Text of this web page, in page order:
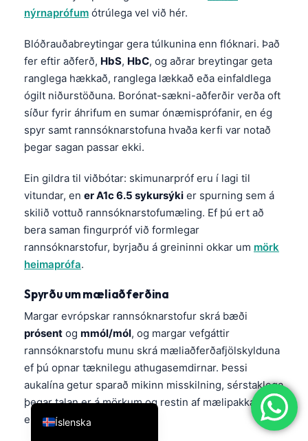
nýrnaprófum ótrúlega vel við hér.
Blóðrauðabreytingar gera túlkunina enn flóknari. Það
fer eftir aðferð, HbS, HbC, og aðrar breytingar geta
ranglega hækkað, ranglega lækkað eða einfaldlega
ógilt niðurstöðuna. Borónat-sækni-aðferðir verða oft
síður fyrir áhrifum en sumar ónæmisprófanir, en ég
spyr samt rannsóknarstofuna hvaða kerfi var notað
þegar sagan passar ekki.
Ein gildra til viðbótar: skimunarpróf eru í lagi til
vitundar, en er A1c 6.5 sykursýki er spurning sem á
skilið vottuð rannsóknarstofumæling. Ef þú ert að
bera saman fingurpróf við formlegar
rannsóknarstofur, byrjaðu á greininni okkar um mörk
heimaprófa.
Spyrðu um mæliaðferðina
Margar evrópskar rannsóknarstofur skrá bæði
prósent og mmól/mól, og margar vefgáttir
rannsóknarstofu munu skrá mæliaðferðafjölskylduna
ef þú opnar tæknilegu athugasemdirnar. Þessi
aukalína getur sparað mikinn misskilning, sérstaklega
þegar talan er á mörkum og restin af mælipakkanum
er ósammála.
Íslenska
English
Deutsch
العربية
Français
Español
Português
Ελληνικά
Türkçe
Română
简体中文
فارسی
Български
Dansk
Nederlands
Bahasa Indonesia